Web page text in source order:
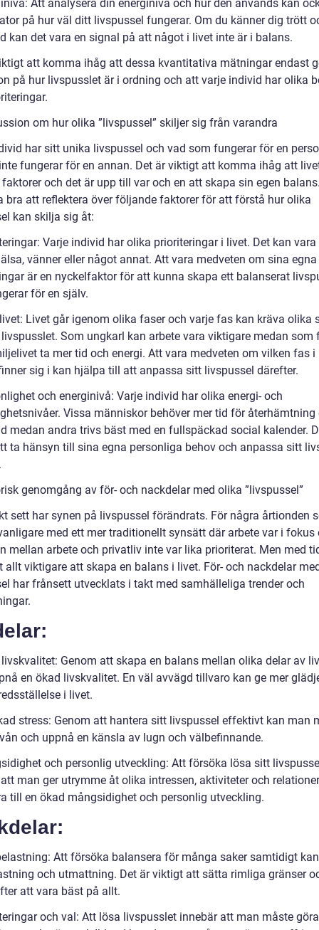
Att analysera din energinivå och hur den används kan
på hur väl ditt livspussel fungerar. Om du känner dig trött
kan det vara en signal på att något i livet inte är i balans.
att komma ihåg att dessa kvantitativa mätningar endast
på hur livspusslet är i ordning och att varje individ har olika
om hur olika ”livspussel” skiljer sig från varandra
har sitt unika livspussel och vad som fungerar för en
fungerar för en annan. Det är viktigt att komma ihåg att
och det är upp till var och en att skapa sin egen
bra att reflektera över följande faktorer för att förstå hur olika
kan skilja sig åt:
Varje individ har olika prioriteringar i livet. Det kan vara
vänner eller något annat. Att vara medveten om sina egna
är en nyckelfaktor för att kunna skapa ett balanserat
för en själv.
Livet går igenom olika faser och varje fas kan kräva olika
Som ungkarl kan arbete vara viktigare medan som
ta mer tid och energi. Att vara medveten om vilken fas i
sig i kan hjälpa till att anpassa sitt livspussel därefter.
och energinivå: Varje individ har olika energi- och
Vissa människor behöver mer tid för återhämtning
medan andra trivs bäst med en fullspäckad social kalender.
ta hänsyn till sina egna personliga behov och anpassa sitt
genomgång av för- och nackdelar med olika ”livspussel”
sett har synen på livspussel förändrats. För några årtionden
med ett mer traditionellt synsätt där arbete var i fokus
mellan arbete och privatliv inte var lika prioriterat. Men med
allt viktigare att skapa en balans i livet. För- och nackdelar
har frånsett utvecklats i takt med samhälleliga trender och
Genom att skapa en balans mellan olika delar av
en ökad livskvalitet. En väl avvägd tillvaro kan ge mer
i livet.
stress: Genom att hantera sitt livspussel effektivt kan man
och uppnå en känsla av lugn och välbefinnande.
och personlig utveckling: Att försöka lösa sitt
man ger utrymme åt olika intressen, aktiviteter och
till en ökad mångsidighet och personlig utveckling.
Att försöka balansera för många saker samtidigt
och utmattning. Det är viktigt att sätta rimliga gränser
att vara bäst på allt.
och val: Att lösa livspusslet innebär att man måste göra